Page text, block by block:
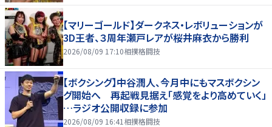
【マリーゴールド】ダークネス・レボリューションが
3D王者、３周年瀬戸レアが桜井麻衣から勝利
2026/08/09 17:10相撲格闘技
【ボクシング】中谷潤人、今月中にもマスボクシン
グ開始へ 再起戦見据え「感覚をより高めていく」
…ラジオ公開収録に参加
2026/08/09 16:41 相撲格闘技